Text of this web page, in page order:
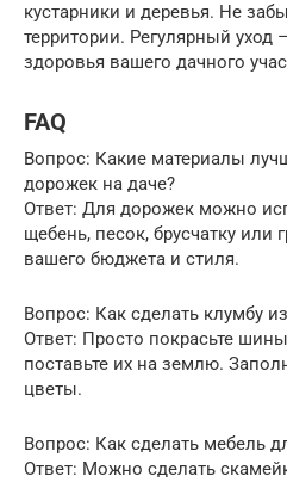
кустарники и деревья. Не
территории. Регулярный уход
здоровья вашего дачного
FAQ
Вопрос: Какие материалы
дорожек на даче?
Ответ: Для дорожек можно
щебень, песок, брусчатку или
вашего бюджета и стиля.
Вопрос: Как сделать клумбу
Ответ: Просто покрасьте
поставьте их на землю.
цветы.
Вопрос: Как сделать мебель
Ответ: Можно сделать